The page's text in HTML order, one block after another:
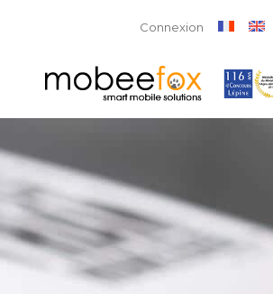
Connexion